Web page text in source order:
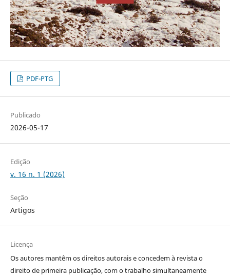
PDF-PTG
Publicado
2026-05-17
Edição
v. 16 n. 1 (2026)
Seção
Artigos
Licença
Os autores mantêm os direitos autorais e concedem à revista o
direito de primeira publicação, com o trabalho simultaneamente